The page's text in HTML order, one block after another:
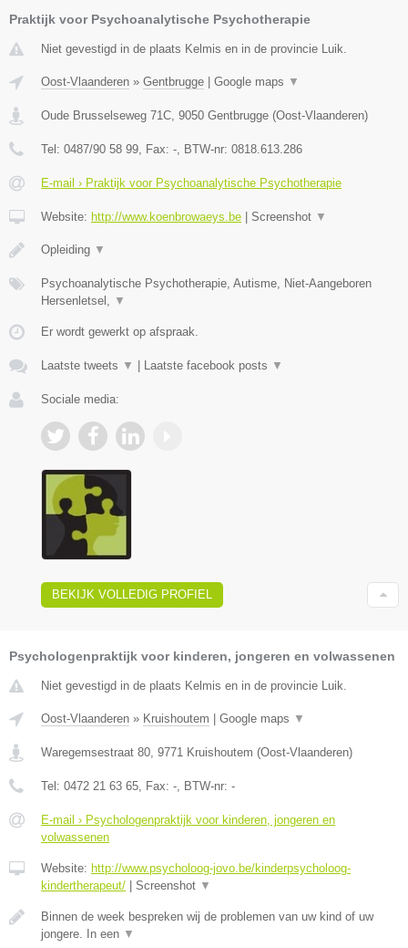
Praktijk voor Psychoanalytische Psychotherapie
Niet gevestigd in de plaats Kelmis en in de provincie Luik.
Oost-Vlaanderen » Gentbrugge Google maps ▼
Oude Brusselseweg 71C, 9050 Gentbrugge (Oost-Vlaanderen)
Tel: 0487/90 58 99, Fax: -, BTW-nr: 0818.613.286
E-mail › Praktijk voor Psychoanalytische Psychotherapie
Website: http://www.koenbrowaeys.be Screenshot ▼
Opleiding ▼
Psychoanalytische Psychotherapie, Autisme, Niet-Aangeboren
Hersenletsel, ▼
Er wordt gewerkt op afspraak.
Laatste tweets ▼ Laatste facebook posts ▼
Sociale media:
BEKIJK VOLLEDIG PROFIEL
Psychologenpraktijk voor kinderen, jongeren en volwassenen
Niet gevestigd in de plaats Kelmis en in de provincie Luik.
Oost-Vlaanderen » Kruishoutem Google maps ▼
Waregemsestraat 80, 9771 Kruishoutem (Oost-Vlaanderen)
Tel: 0472 21 63 65, Fax: -, BTW-nr: -
E-mail › Psychologenpraktijk voor kinderen, jongeren en
volwassenen
Website: http://www.psycholoog-jovo.be/kinderpsycholoog-
kindertherapeut/
Screenshot ▼
Binnen de week bespreken wij de problemen van uw kind of uw
jongere. In een ▼